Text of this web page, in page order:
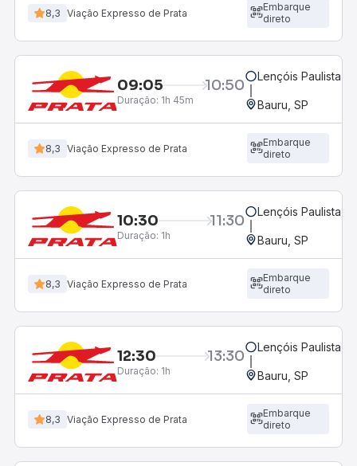
8,3 Viação Expresso de Prata
Embarque
direto
09:05 10:50
Duração: 1h 45m
Lençóis Paulista,
Bauru, SP
8,3 Viação Expresso de Prata
Embarque
direto
10:30 11:30
Duração: 1h
Lençóis Paulista,
Bauru, SP
8,3 Viação Expresso de Prata
Embarque
direto
12:30 13:30
Duração: 1h
Lençóis Paulista,
Bauru, SP
8,3 Viação Expresso de Prata
Embarque
direto